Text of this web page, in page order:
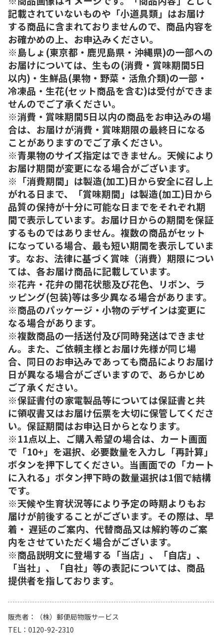
記載されていないものや「小道具類」はお届け
する商品に含まれておりませんので、商品内容を
お確かめの上、お申込みください。
※島しょ(東京都・鹿児島県・沖縄県)の一部への
お届けについては、生もの(消費・賞味期間5日
以内)・生鮮品(果物・野菜・活魚介類)の一部・
冷凍品・生花(セット商品を含む)は受付ができま
せんのでご了承ください。
※消費・賞味期間5日以内の商品をお申込みの場
合は、お届けが消費・賞味期限の最終日になる
ことがありますのでご了承ください。
※青果物のサイズ指定はできません。天候により
お届け期間が変更になる場合がございます。
※「消費期間」は製造(加工)日から安全に召し上
がれる日まで、「賞味期間」は製造(加工)日から
品質の保持が十分に可能な日までをそれぞれ期
間で表示しています。お届け日からの期間を保証
するものではありません。複数の商品がセット
になっている場合、最も短い期間を表示していま
す。なお、法律に基づく賞味（消費）期限につい
ては、各お届け商品に記載しています。
※花卉・花弁の開花状態及び花色、リボン、ラ
ッピング(包装)等は多少異なる場合があります。
※商品のパッケージ・小物のデザインは変更に
なる場合があります。
※複数商品の一括送付及び同時発送はできませ
ん。また、ご依頼主様とお届け先様が同じ場
合、同日のお申込みであっても商品によりお届け
日が異なる場合がございますので、あらかじめ
ご了承ください。
※保証書付の家電製品等については保証書と共
に領収書又はお届け伝票を大切に保管してくださ
い。保証期間はお申込日からとなります。
※11点以上、ご購入希望の場合は、カート画面
で「10+」を選択、必要数量を入力し「再計算」
ボタンを押下してください。当画面での「カート
に入れる」ボタン押下時の数量選択は1個で結構
です。
※天候や生育状況等により予定の時期よりもお
届けが前後することがございます。その際は、早
着・ 遅延のご案内、代替商品又は解約等のご案
内をさせていただく場合がございます。
※商品説明文に登場する「当店」、「自店」、
「当社」、「自社」等の表記については、商品
提供者を指しております。
販売者
（株）郵便局物販サービス
TEL
0120-92-2310